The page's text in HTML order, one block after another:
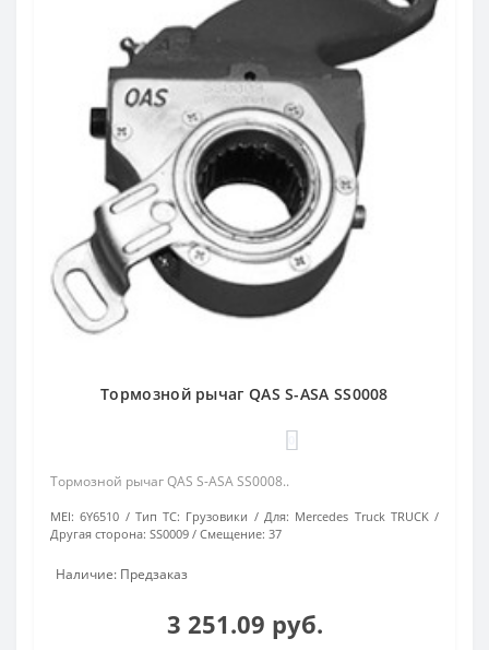
Тормозной рычаг QAS S-ASA SS0008
Тормозной рычаг QAS S-ASA SS0008..
MEI: 6Y6510 Тип ТС: Грузовики Для: Mercedes Truck TRUCK
Другая сторона: SS0009 Смещение: 37
Наличие: Предзаказ
3 251.09 руб.